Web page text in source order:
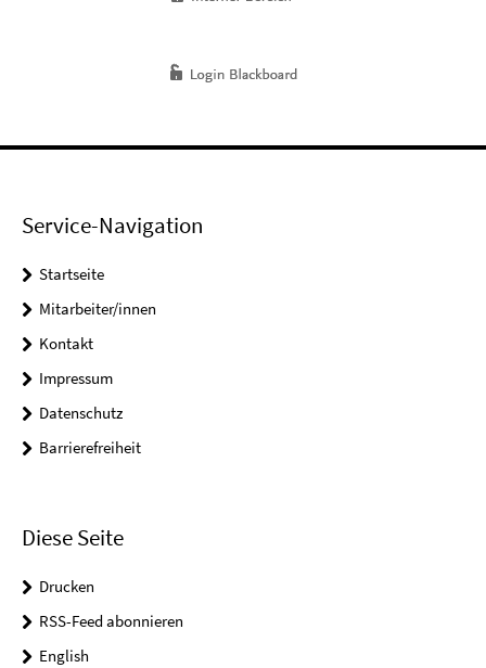
Service-Navigation
Startseite
Mitarbeiter/innen
Kontakt
Impressum
Datenschutz
Barrierefreiheit
Diese Seite
Drucken
RSS-Feed abonnieren
English